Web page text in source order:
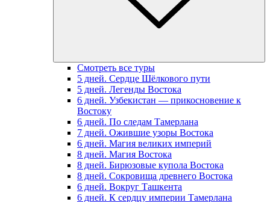
Смотреть все туры
5 дней. Сердце Шёлкового пути
5 дней. Легенды Востока
6 дней. Узбекистан — прикосновение к
Востоку
6 дней. По следам Тамерлана
7 дней. Ожившие узоры Востока
6 дней. Магия великих империй
8 дней. Магия Востока
8 дней. Бирюзовые купола Востока
8 дней. Сокровища древнего Востока
6 дней. Вокруг Ташкента
6 дней. К сердцу империи Тамерлана